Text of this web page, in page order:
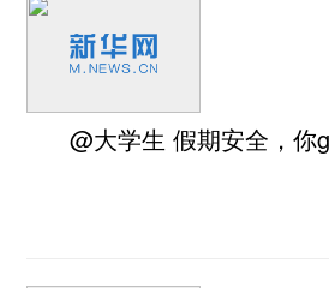
@大学生 假期安全，你